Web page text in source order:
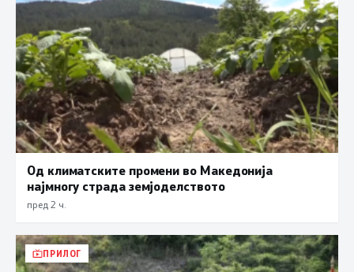
Од климатските промени во Македонија
најмногу страда земјоделството
пред 2 ч.
ПРИЛОГ